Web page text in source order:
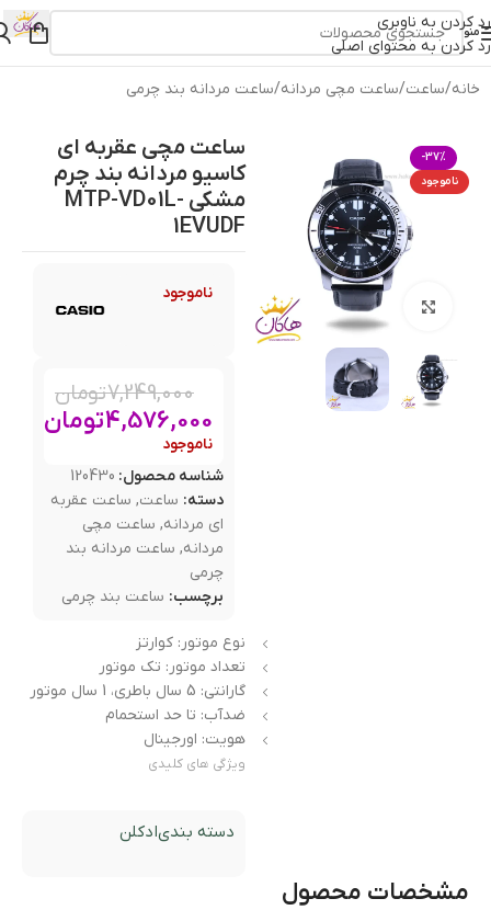
رد کردن به ناوبری
رد کردن به محتوای اصلی
منو
خانه/ساعت/ساعت مچی مردانه/ساعت مردانه بند چرمی
-37%
ناموجود
بزرگنمایی تصویر
ساعت مچی عقربه ای
کاسیو مردانه بند چرم
مشکی MTP-VD01L-
1EVUDF
ناموجود
7,249,000تومان
4,576,000تومان
ناموجود
شناسه محصول: 120430
دسته: ساعت, ساعت عقربه
ای مردانه, ساعت مچی
مردانه, ساعت مردانه بند
چرمی
برچسب: ساعت بند چرمی
نوع موتور: کوارتز
تعداد موتور: تک موتور
گارانتی: 5 سال باطری، 1 سال موتور
ضدآب: تا حد استحمام
هویت: اورجینال
ویژگی های کلیدی
دسته بندیادکلن
مشخصات محصول